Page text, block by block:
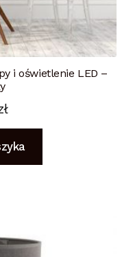
i oświetlenie LED –